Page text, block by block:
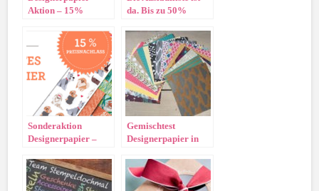
Aktion – 15%
da. Bis zu 50%
Sonderaktion
Designerpapier –
Oktober
Gemischtest
Designerpapier in